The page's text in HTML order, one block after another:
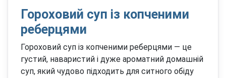
Гороховий суп із копченими
реберцями
Гороховий суп із копченими реберцями — це
густий, наваристий і дуже ароматний домашній
суп, який чудово підходить для ситного обіду